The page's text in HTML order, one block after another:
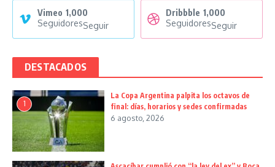
Vimeo 1,000
SeguidoresSeguir
Dribbble 1,000
SeguidoresSeguir
DESTACADOS
1
La Copa Argentina palpita los octavos de
final: días, horarios y sedes confirmadas
6 agosto, 2026